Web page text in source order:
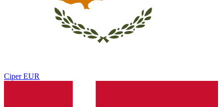
Ciper EUR